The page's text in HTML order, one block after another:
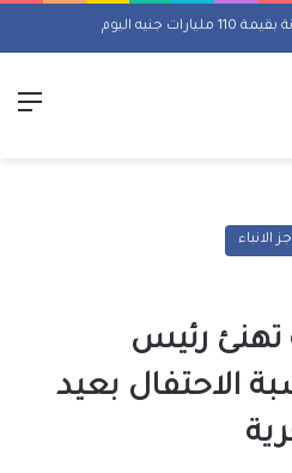
جنيه اليوم
الانباء
تهنئ رئيس
الاحتفال بعيد